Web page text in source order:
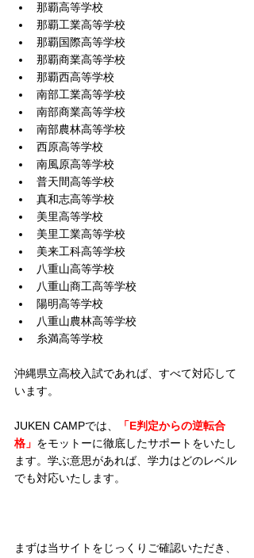
那覇高等学校
那覇工業高等学校
那覇国際高等学校
那覇商業高等学校
那覇西高等学校
南部工業高等学校
南部商業高等学校
南部農林高等学校
西原高等学校
南風原高等学校
普天間高等学校
真和志高等学校
美里高等学校
美里工業高等学校
美来工科高等学校
八重山高等学校
八重山商工高等学校
陽明高等学校
八重山農林高等学校
糸満高等学校
沖縄県立高校入試であれば、すべて対応して
います。
JUKEN CAMPでは、
「E判定からの逆転合
格」 をモットーに徹底したサポートをいたし
ます。学ぶ意思があれば、学力はどのレベル
でも対応いたします。
まずは当サイトをじっくりご確認いただき、